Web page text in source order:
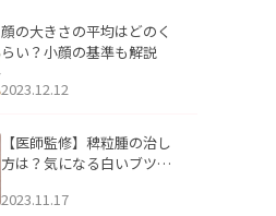
顔の大きさの平均はどのく
らい？小顔の基準も解説
2023.12.12
【医師監修】稗粒腫の治し
方は？気になる白いブツブ
アについて
2023.11.17